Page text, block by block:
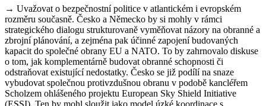
→ Uvažovat o bezpečnostní politice v atlantickém i evropském
rozměru současně. Česko a Německo by si mohly v rámci
strategického dialogu strukturovaně vyměňovat názory na obranné a
zbrojní plánování, a zejména pak účinné zapojení budovaných
kapacit do společné obrany EU a NATO. To by zahrnovalo diskuse
o tom, jak komplementárně budovat obranné schopnosti či
odstraňovat existující nedostatky. Česko se již podílí na snaze
vybudovat společnou protivzdušnou obranu v podobě kancléřem
Scholzem ohlášeného projektu European Sky Shield Initiative
(ESSI). Ten by mohl sloužit jako model úzké koordinace s